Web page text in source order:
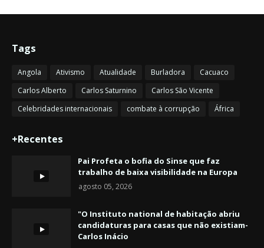
Tags
Angola Ativismo Atualidade Burladora
Cacuaco
Carlos Alberto
Carlos Saturnino
Carlos São Vicente
Celebridades internacionais
combate à corrupção África
+Recentes
Pai Profeta o bofia do Sinse que faz
trabalho de baixa visibilidade na Europa
agosto 05, 2026
"O Instituto national de habitação abriu
candidaturas para casas que não existiam-
Carlos Inácio